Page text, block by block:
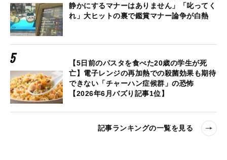
静かにするマナーはありません」「叱ってく
れ」大ヒットの裏で鑑賞マナー論争が白熱
【5日前のパスタを食べた20歳の学生が死
亡】電子レンジの再加熱での殺菌効果も期待
できない「チャーハン症候群」の恐怖
【2026年6月バズり記事1位】
記事ランキングの一覧を見る